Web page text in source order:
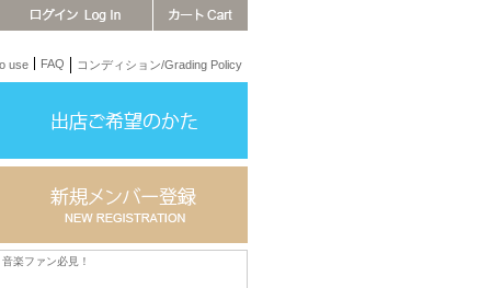
use FAQ コンディション/Grading Policy
音楽ファン必見！